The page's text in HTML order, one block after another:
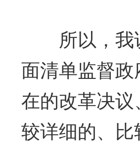
所以，我
面清单监督
在的改革决
较详细的、